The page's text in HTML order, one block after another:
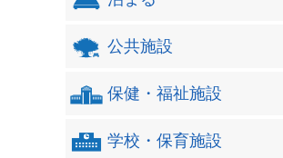
公共施設
保健・福祉施設
学校・保育施設